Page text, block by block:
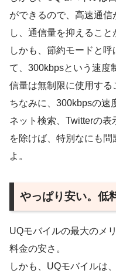
ができるので、高速通
し、通信量を抑えること
しかも、節約モードと
て、300kbpsという速度
信量は無制限に使用する
ちなみに、300kbpsの速
ネット検索、Twitterの
を除けば、特別なにも
よ。
やっぱり安い。低
UQモバイルの最大のメ
料金の安さ。
しかも、UQモバイルは